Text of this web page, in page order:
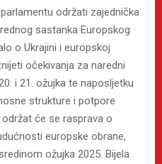
održati zajednička
sastanka Europskog
o Ukrajini i europskoj
očekivanja za naredni
i 21. ožujka te naposljetku
strukture i potpore
će se rasprava o
europske obrane,
ožujka 2025. Bijela